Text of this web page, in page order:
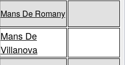
Mans De Romany
Mans De
Villanova